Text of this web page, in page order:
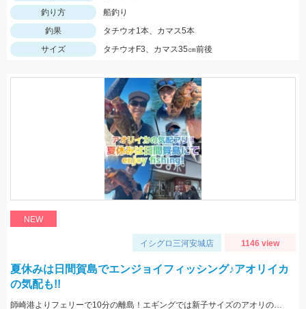
釣り方
船釣り
釣果
タチウオ1本、カマス5本
サイズ
タチウオF3、カマス35㎝前後
NEW
イシグロ三河安城店 1146 view
夏休みは日間賀島でエンジョイフィッシング♪アオリイカ
の気配も!!
師崎港よりフェリーで10分の離島！エギングでは新子サイズのアオリのチェイス多数！ロックフィッシュは足元を10ｇの根魚玉で狙うと効果的♪カバスキャでも釣果あり！